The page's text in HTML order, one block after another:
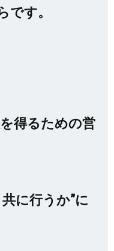
です。
得るための営
に行うか”に